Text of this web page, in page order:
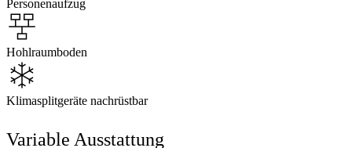
Personenaufzug
Hohlraumboden
Klimasplitgeräte nachrüstbar
Variable Ausstattung